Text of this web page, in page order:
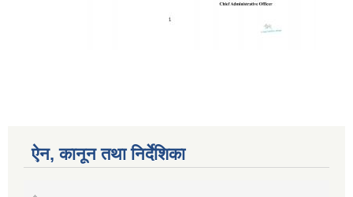
ऐन, कानून तथा निर्देशिका